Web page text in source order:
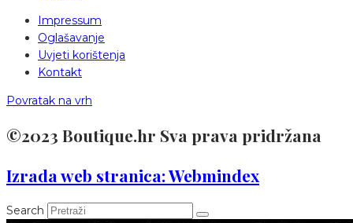
Impressum
Oglašavanje
Uvjeti korištenja
Kontakt
Povratak na vrh
©2023 Boutique.hr Sva prava pridržana
Izrada web stranica: Webmindex
Search